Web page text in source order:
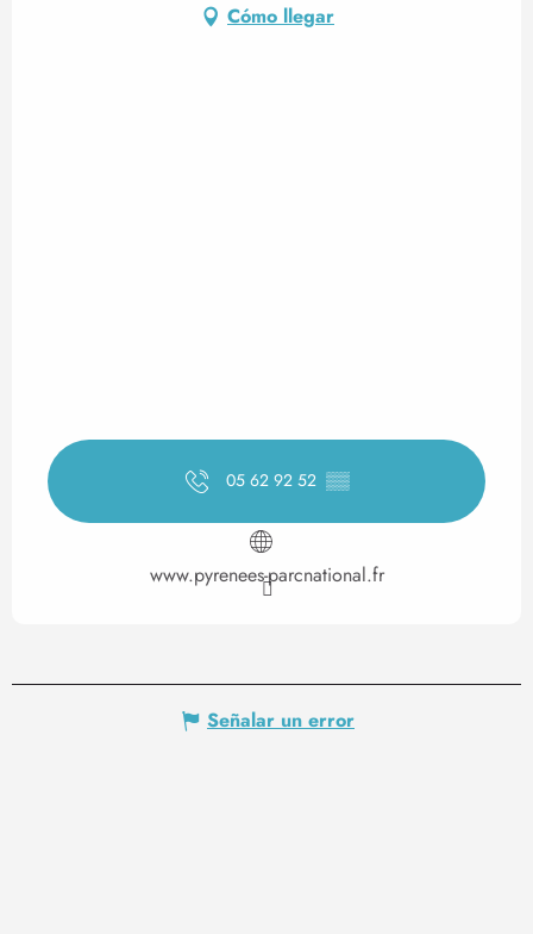
Cómo llegar
05 62 92 52 ▒▒
www.pyrenees-parcnational.fr
Señalar un error